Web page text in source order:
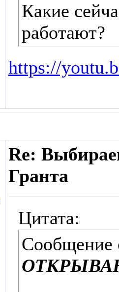
Какие
работают?
https://
Re:
Гранта
Цитата:
Сообщение